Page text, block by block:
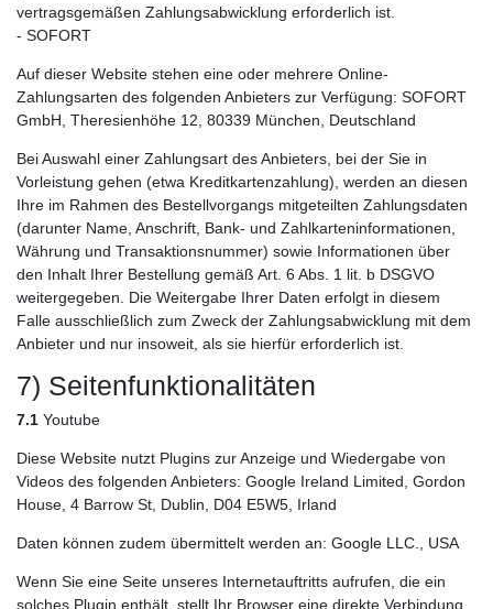
vertragsgemäßen Zahlungsabwicklung erforderlich ist.
- SOFORT
Auf dieser Website stehen eine oder mehrere Online-
Zahlungsarten des folgenden Anbieters zur Verfügung: SOFORT
GmbH, Theresienhöhe 12, 80339 München, Deutschland
Bei Auswahl einer Zahlungsart des Anbieters, bei der Sie in
Vorleistung gehen (etwa Kreditkartenzahlung), werden an diesen
Ihre im Rahmen des Bestellvorgangs mitgeteilten Zahlungsdaten
(darunter Name, Anschrift, Bank- und Zahlkarteninformationen,
Währung und Transaktionsnummer) sowie Informationen über
den Inhalt Ihrer Bestellung gemäß Art. 6 Abs. 1 lit. b DSGVO
weitergegeben. Die Weitergabe Ihrer Daten erfolgt in diesem
Falle ausschließlich zum Zweck der Zahlungsabwicklung mit dem
Anbieter und nur insoweit, als sie hierfür erforderlich ist.
7) Seitenfunktionalitäten
7.1 Youtube
Diese Website nutzt Plugins zur Anzeige und Wiedergabe von
Videos des folgenden Anbieters: Google Ireland Limited, Gordon
House, 4 Barrow St, Dublin, D04 E5W5, Irland
Daten können zudem übermittelt werden an: Google LLC., USA
Wenn Sie eine Seite unseres Internetauftritts aufrufen, die ein
solches Plugin enthält, stellt Ihr Browser eine direkte Verbindung